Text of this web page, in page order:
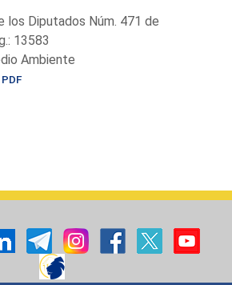
los Diputados Núm. 471 de
13583
Ambiente
PDF